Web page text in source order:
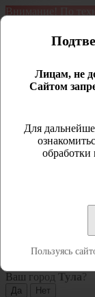
Внимание! По
является
Открыть сайдбар
Личный
Закрыть
Посмотреть все
Ваш город Тула ?
Лицам, не
Сайтом
Для
обработки
Пользуясь